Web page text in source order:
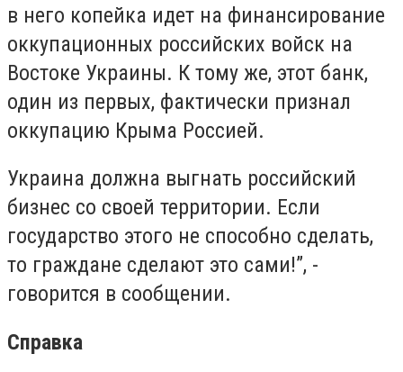
в него копейка идет на финансирование
оккупационных российских войск на
Востоке Украины. К тому же, этот банк,
один из первых, фактически признал
оккупацию Крыма Россией.
Украина должна выгнать российский
бизнес со своей территории. Если
государство этого не способно сделать,
то граждане сделают это сами!”, -
говорится в сообщении.
Справка